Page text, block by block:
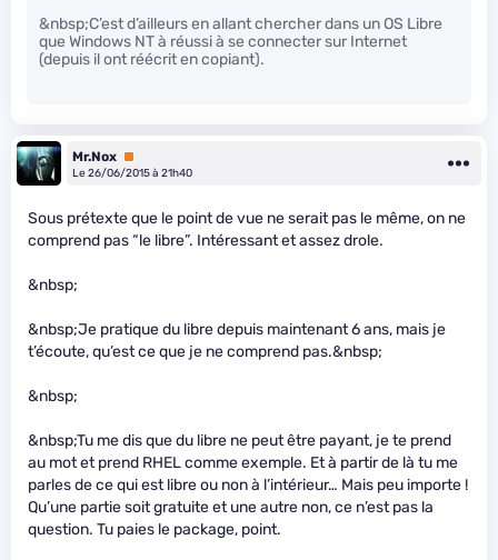
&nbsp;C’est d’ailleurs en allant chercher dans un OS Libre
que Windows NT à réussi à se connecter sur Internet
(depuis il ont réécrit en copiant).
Mr.Nox Premium
Le 26/06/2015 à 21h40
Sous prétexte que le point de vue ne serait pas le même, on ne
comprend pas “le libre”. Intéressant et assez drole.
&nbsp;
&nbsp;Je pratique du libre depuis maintenant 6 ans, mais je
t’écoute, qu’est ce que je ne comprend pas.&nbsp;
&nbsp;
&nbsp;Tu me dis que du libre ne peut être payant, je te prend
au mot et prend RHEL comme exemple. Et à partir de là tu me
parles de ce qui est libre ou non à l’intérieur… Mais peu importe !
Qu’une partie soit gratuite et une autre non, ce n’est pas la
question. Tu paies le package, point.